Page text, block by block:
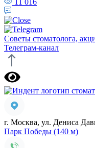
Советы стоматолога,
Телеграм-канал
г. Москва, ул. Дениса
Парк Победы (140 м)